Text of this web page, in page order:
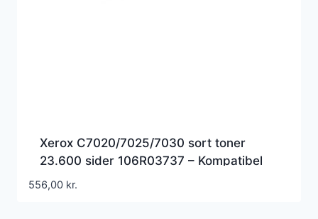
Xerox C7020/7025/7030 sort toner
23.600 sider 106R03737 – Kompatibel
556,00 kr.